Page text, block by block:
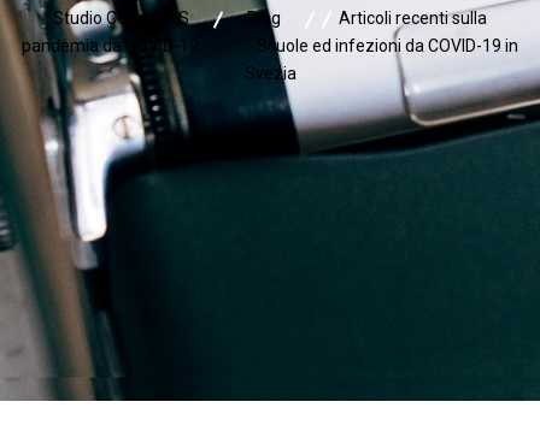
Studio Covid OMS Blog
Articoli recenti sulla
pandemia da COVID-19
Scuole ed infezioni da COVID-19 in
Svezia